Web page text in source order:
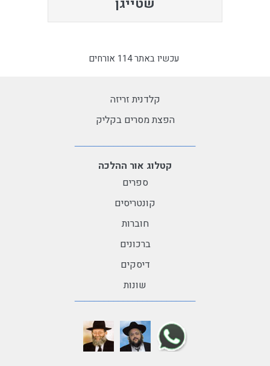
שטייגן
עכשיו באתר 114 אורחים
קלדנית זריזה
הפצת מסרים בקליק
קטלוג אור ההלכה
ספרים
קונטריסים
חוברות
ברכונים
דיסקים
שונות